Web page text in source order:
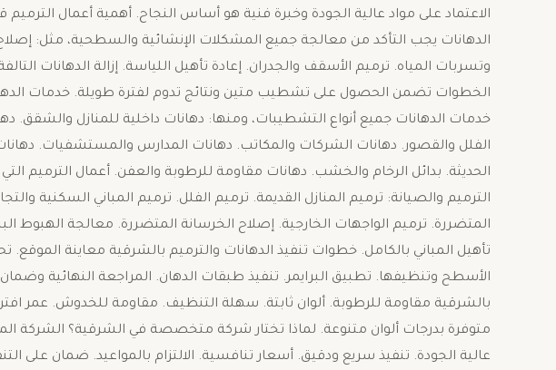
الاعتماد على مواد عالية الجودة وخبرة فنية هو أساس النجاح. أهمية أعمال
الدهانات يجب التأكد من معالجة جميع المشكلات الإنشائية والسطحية، مثل:
وتسربات المياه. ترميم الأسقف والجدران. إعادة تأهيل اللياسة. إزالة الدهانات
الخطوات تضمن الحصول على تشطيب متين ونتائج تدوم لفترة طويلة. خدمات
خدمات الدهانات جميع أنواع التشطيبات، ومنها: دهانات داخلية للمنازل والشقق.
الفلل والقصور. دهانات الشركات والمكاتب. دهانات المدارس والمستشفيات. دهانات
الحديثة. بدائل الرخام والخشب. دهانات مقاومة للرطوبة والعفن. أعمال الترميم
الترميم والصيانة: ترميم المنازل القديمة. ترميم الفلل. ترميم المباني السكنية
المتضررة. ترميم الواجهات الخارجية. إصلاح الخرسانة المتضررة. معالجة الهبوط
تأهيل المباني بالكامل. خطوات تنفيذ الدهانات والترميم بالشرقية معاينة الموقع.
الأسطح وتنظيفها. تطبيق البرايمر. تنفيذ طبقات الدهان. المراجعة النهائية وضمان
بالشرقية مقاومة للرطوبة. ألوان ثابتة. سهلة التنظيف. مقاومة للخدوش. عمر
متوفرة بدرجات ألوان متنوعة. لماذا تختار شركة متخصصة في الشرقية؟ الشركة
عالية الجودة. تنفيذ سريع ودقيق. أسعار تنافسية. الالتزام بالمواعيد. ضمان على